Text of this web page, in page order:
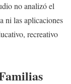
no analizó el
ni las aplicaciones
recreativo